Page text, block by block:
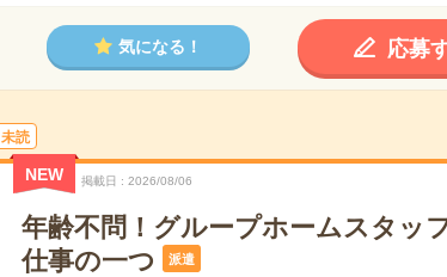
気になる！ 応募
未読
NEW 掲載日 2026/08/06
年齢不問！グループホームスタッ
仕事の一つ
派遣